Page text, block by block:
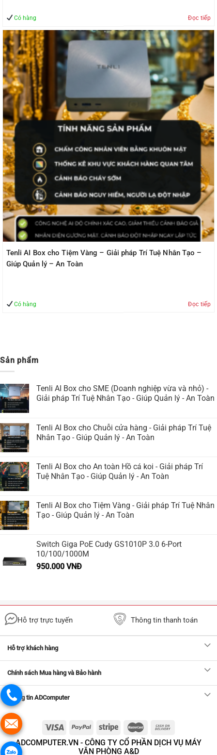
Có hàng Đọc tiếp
Tenli AI Box cho Tiệm Vàng – Giải pháp Trí Tuệ Nhân Tạo –
Giúp Quản lý – An Toàn
Có hàng Đọc tiếp
Sản phẩm
Tenli AI Box cho SME (Doanh nghiệp vừa và nhỏ) -
Giải pháp Trí Tuệ Nhân Tạo - Giúp Quản lý - An Toàn
Tenli AI Box cho Chuỗi cửa hàng - Giải pháp Trí Tuệ
Nhân Tạo - Giúp Quản lý - An Toàn
Tenli AI Box cho An toàn Hồ cá koi - Giải pháp Trí
Tuệ Nhân Tạo - Giúp Quản lý - An Toàn
Tenli AI Box cho Tiệm Vàng - Giải pháp Trí Tuệ Nhân
Tạo - Giúp Quản lý - An Toàn
Switch Giga PoE Cudy GS1010P 3.0 6-Port
10/100/1000M
950.000 VNĐ
Hỗ trợ trực tuyến Thông tin thanh toán
Hỗ trợ khách hàng
Chính sách Mua hàng và Bảo hành
Thông tin ADComputer
ADCOMPUTER.VN - CÔNG TY CỔ PHẦN DỊCH VỤ MÁY
VĂN PHÒNG A&D